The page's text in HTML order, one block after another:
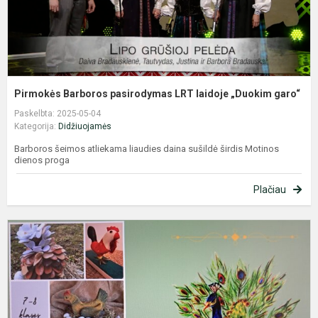
Pirmokės Barboros pasirodymas LRT laidoje „Duokim garo“
Paskelbta: 2025-05-04
Kategorija: Didžiuojamės
Barboros šeimos atliekama liaudies daina sušildė širdis Motinos
dienos proga
Plačiau